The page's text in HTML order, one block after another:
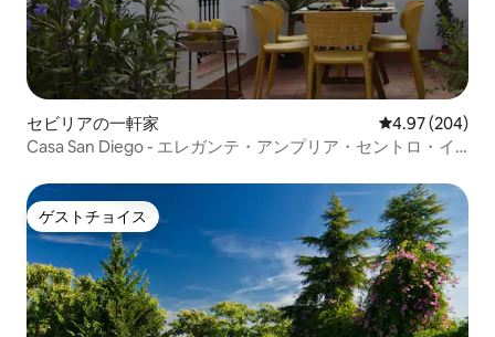
セビリアの一軒家 レビュー204
4.97 (204)
Casa San Diego - エレガンテ・アンプリア・セントロ・イ
ゲストチョイス
ゲストチョイス